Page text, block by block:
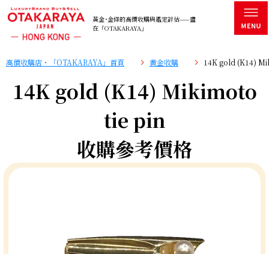
黃金･金條的高價收購與鑑定評估——盡
在「OTAKARAYA」
高價收購店・「OTAKARAYA」首頁 黄金收購 14K gold (K14)
14K gold (K14) Mikimoto
tie pin
收購參考價格